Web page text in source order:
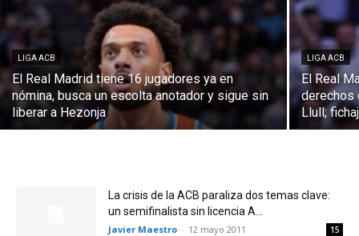
LIGA ACB
El Real Madrid tiene 16 jugadores ya en
nómina, busca un escolta anotador y sigue sin
liberar a Hezonja
LIGA ACB
El Real
derechos
Llull;
La crisis de la ACB paraliza dos temas clave:
un semifinalista sin licencia A...
Javier Maestro - 12 mayo 2011 15